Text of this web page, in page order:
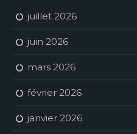
juillet 2026
juin 2026
mars 2026
février 2026
janvier 2026